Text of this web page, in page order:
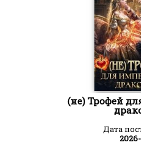
(не) Трофей
Дата